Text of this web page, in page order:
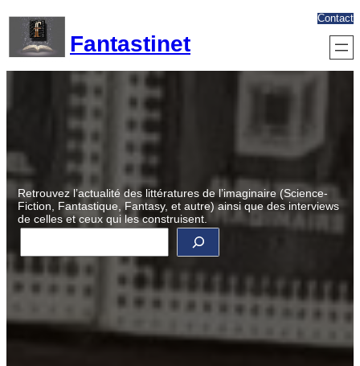
contenu
Fantastinet
Contact
Retrouvez l’actualité des littératures de l’imaginaire (Science-
Fiction, Fantastique, Fantasy, et autre) ainsi que des interviews
de celles et ceux qui les construisent.
R
c
h
e
r
h